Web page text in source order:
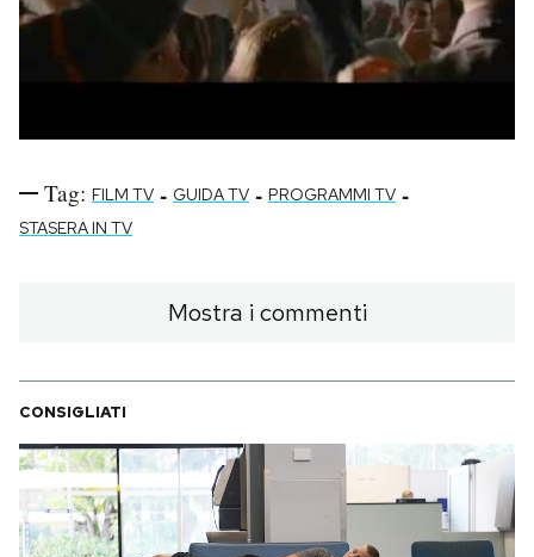
Tag: FILM TV - GUIDA TV - PROGRAMMI TV -
STASERA IN TV
Mostra i commenti
CONSIGLIATI